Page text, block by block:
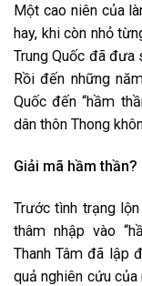
Một cao niên của
hay, khi còn nhỏ
Trung Quốc đã
Rồi đến những
Quốc đến “hầm
dân thôn Thong
Giải mã hầm thần?
Trước tình trạng
thâm nhập vào
Thanh Tâm đã lập
quả nghiên cứu